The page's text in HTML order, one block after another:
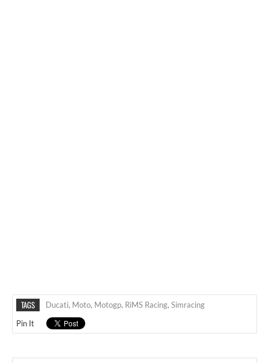
TAGS Ducati, Moto, Motogp, RiMS Racing, Simracing
Pin It